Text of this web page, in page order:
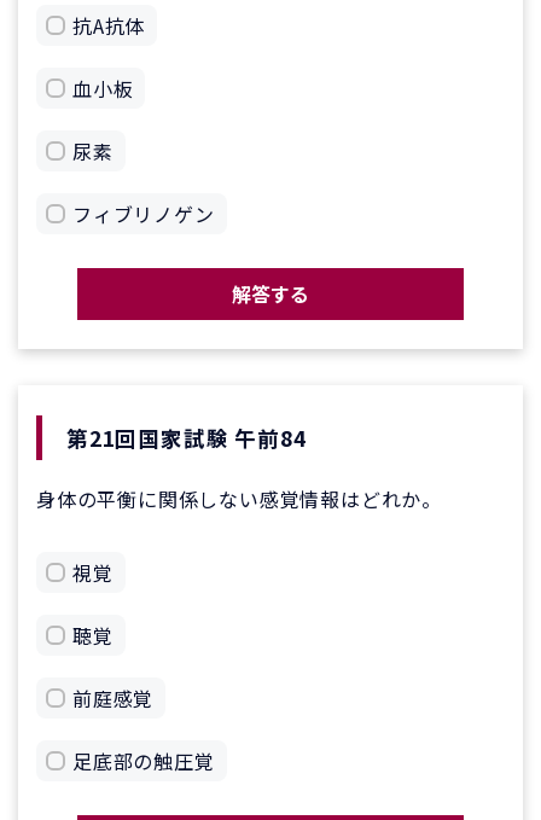
抗A抗体
血小板
尿素
フィブリノゲン
解答する
第21回国家試験 午前84
身体の平衡に関係しない感覚情報はどれか。
視覚
聴覚
前庭感覚
足底部の触圧覚